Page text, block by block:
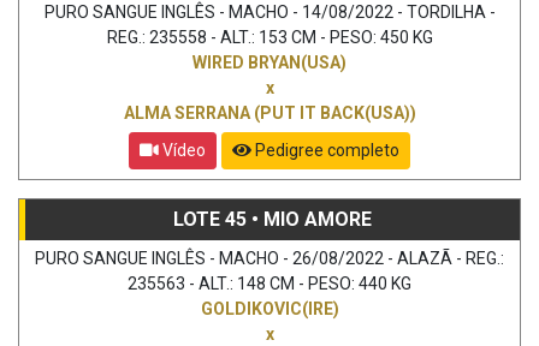
PURO SANGUE INGLÊS - MACHO - 14/08/2022 - TORDILHA -
REG.: 235558 - ALT.: 153 CM - PESO: 450 KG
WIRED BRYAN(USA)
x
ALMA SERRANA (PUT IT BACK(USA))
Vídeo
Pedigree completo
LOTE 45 • MIO AMORE
PURO SANGUE INGLÊS - MACHO - 26/08/2022 - ALAZÃ - REG.:
235563 - ALT.: 148 CM - PESO: 440 KG
GOLDIKOVIC(IRE)
x